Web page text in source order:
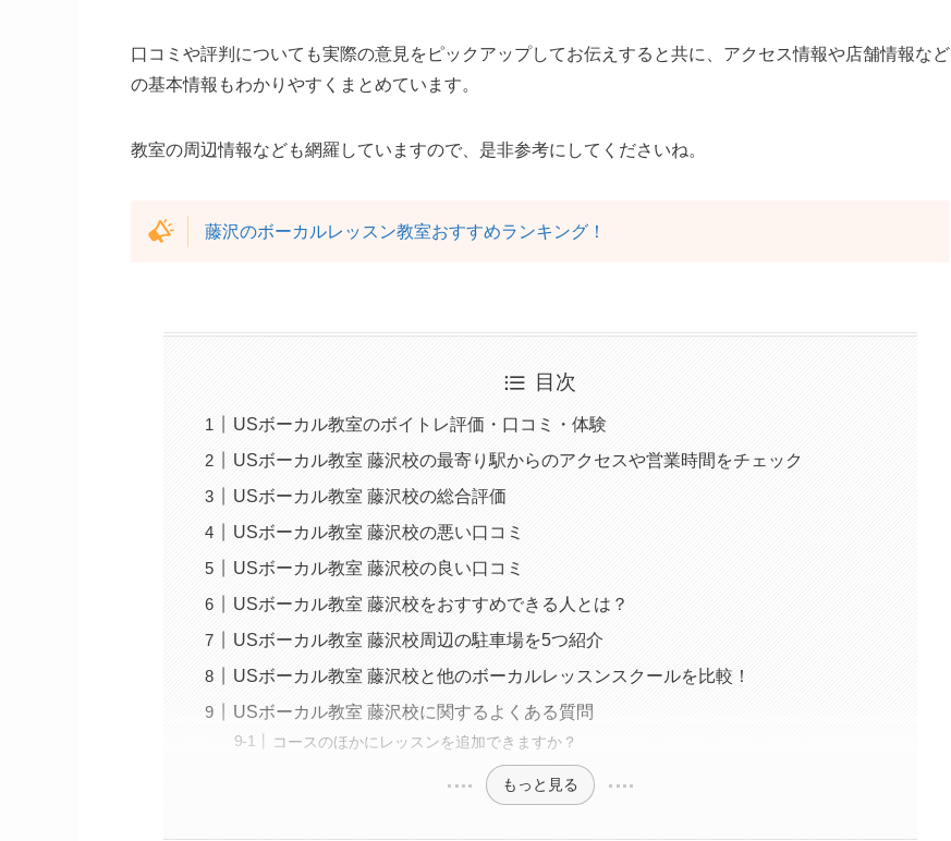
口コミや評判についても実際の意見をピックアップしてお伝えすると共に、アクセス情報や店舗情報など
の基本情報もわかりやすくまとめています。
教室の周辺情報なども網羅していますので、是非参考にしてくださいね。
藤沢のボーカルレッスン教室おすすめランキング！
目次
USボーカル教室のボイトレ評価・口コミ・体験
USボーカル教室 藤沢校の最寄り駅からのアクセスや営業時間をチェック
USボーカル教室 藤沢校の総合評価
USボーカル教室 藤沢校の悪い口コミ
USボーカル教室 藤沢校の良い口コミ
USボーカル教室 藤沢校をおすすめできる人とは？
USボーカル教室 藤沢校周辺の駐車場を5つ紹介
USボーカル教室 藤沢校と他のボーカルレッスンスクールを比較！
USボーカル教室 藤沢校に関するよくある質問
コースのほかにレッスンを追加できますか？
もっと見る